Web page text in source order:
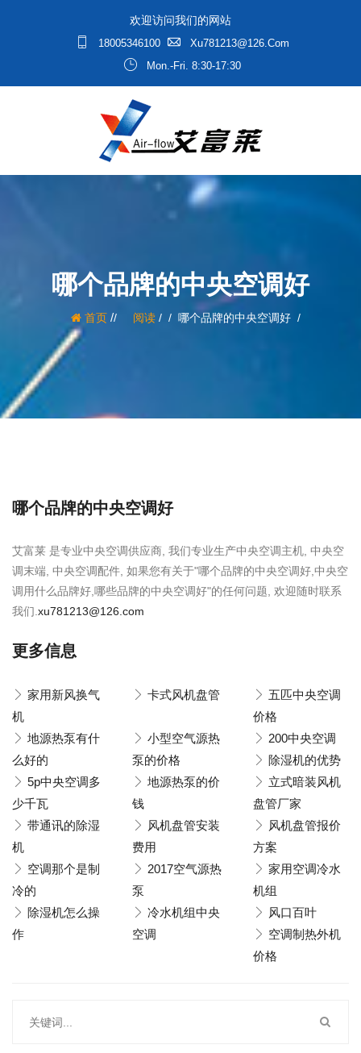
欢迎访问我们的网站
18005346100
Xu781213@126.com
Mon.-Fri. 8:30-17:30
哪个品牌的中央空调好
首页/ 阅读/ 哪个品牌的中央空调好
哪个品牌的中央空调好
艾富莱 是专业中央空调供应商, 我们专业生产中央空调主机, 中央空
调末端, 中央空调配件, 如果您有关于"哪个品牌的中央空调好,中央空
调用什么品牌好,哪些品牌的中央空调好"的任何问题, 欢迎随时联系
我们. xu781213@126.com
更多信息
家用新风换气
机
卡式风机盘管
五匹中央空调
价格
地源热泵有什
么好的
小型空气源热
泵的价格
200中央空调
除湿机的优势
5p中央空调多
少千瓦
地源热泵的价
钱
立式暗装风机
盘管厂家
带通讯的除湿
机
风机盘管安装
费用
风机盘管报价
方案
空调那个是制
冷的
2017空气源热
泵
家用空调冷水
机组
除湿机怎么操
作
冷水机组中央
空调
风口百叶
空调制热外机
价格